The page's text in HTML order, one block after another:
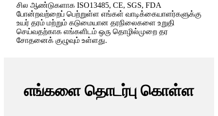
சில ஆண்டுகளாக ISO13485, CE, SGS, FDA
போன்றவற்றைப் பெற்றுள்ள எங்கள் வாடிக்கையாளர்களுக்கு
உயர் தரம் மற்றும் கடுமையான தரநிலைகளை உறுதி
செய்வதற்காக எங்களிடம் ஒரு தொழில்முறை தர
சோதனைக் குழுவும் உள்ளது.
எங்களை தொடர்பு கொள்ள